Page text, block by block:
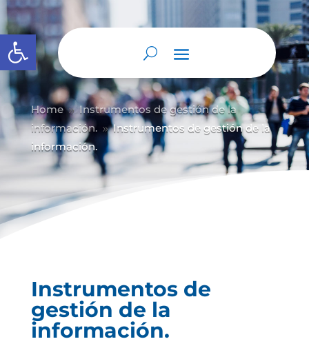
Abrir barra de herramientas
Home 9 Instrumentos de gestión de la
información. 9 Instrumentos de gestión de la
información.
Instrumentos de
gestión de la
información.